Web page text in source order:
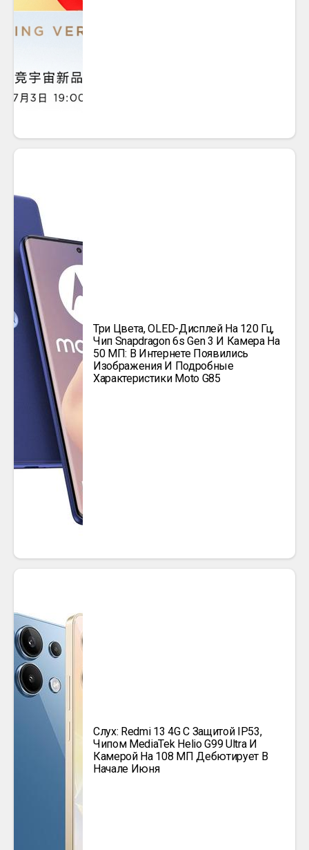
Три Цвета, OLED-Дисплей На 120 Гц,
Чип Snapdragon 6s Gen 3 И Камера На
50 МП: В Интернете Появились
Изображения И Подробные
Характеристики Moto G85
Слух: Redmi 13 4G С Защитой IP53,
Чипом MediaTek Helio G99 Ultra И
Камерой На 108 МП Дебютирует В
Начале Июня